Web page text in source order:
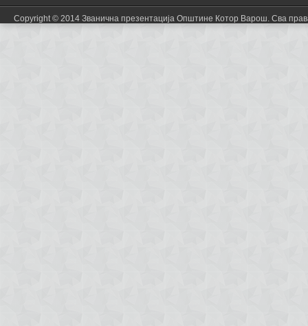
Copyright © 2014 Званична презентација Општине Котор Варош. Сва